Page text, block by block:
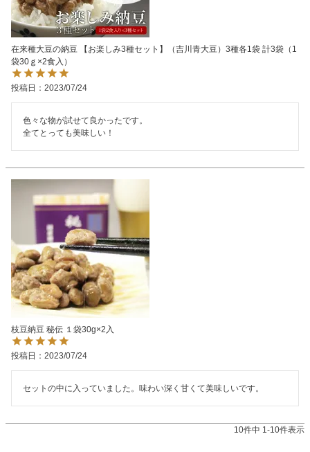
在来種大豆の納豆 【お楽しみ3種セット】（吉川青大豆）3種各1袋 計3袋（1
袋30ｇ×2食入）
投稿日 2023/07/24
色々な物が試せて良かったです。
全てとっても美味しい！
枝豆納豆 秘伝 １袋30g×2入
投稿日 2023/07/24
セットの中に入っていました。味わい深く甘くて美味しいです。
10件中 1-10件表示